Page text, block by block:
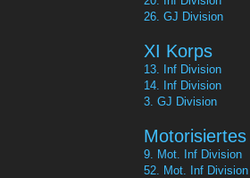
26. GJ Division
XI Korps
13. Inf Division
14. Inf Division
3. GJ Division
9. Mot. Inf Division
52. Mot. Inf Division